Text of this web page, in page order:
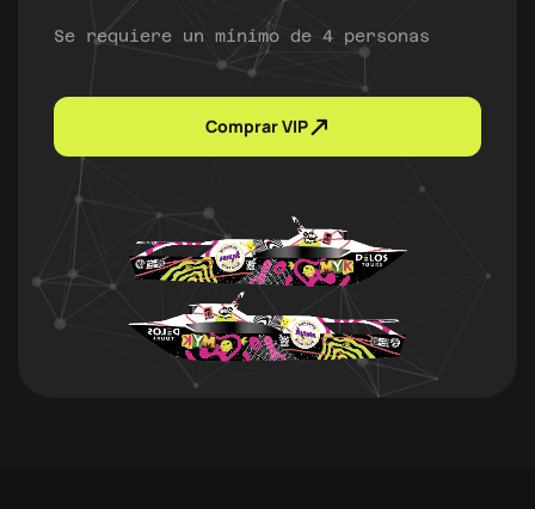
Se requiere un mínimo de 4 personas
Comprar VIP